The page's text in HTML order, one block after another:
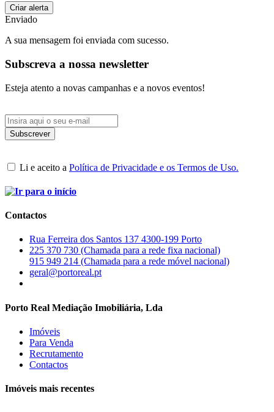
Enviado
A sua mensagem foi enviada com sucesso.
Subscreva a nossa newsletter
Esteja atento a novas campanhas e a novos eventos!
Li e aceito a Política de Privacidade e os Termos de Uso.
Contactos
Rua Ferreira dos Santos 137 4300-199 Porto
225 370 730 (Chamada para a rede fixa nacional)
915 949 214 (Chamada para a rede móvel nacional)
geral@portoreal.pt
Porto Real Mediação Imobiliária, Lda
Imóveis
Para Venda
Recrutamento
Contactos
Imóveis mais recentes